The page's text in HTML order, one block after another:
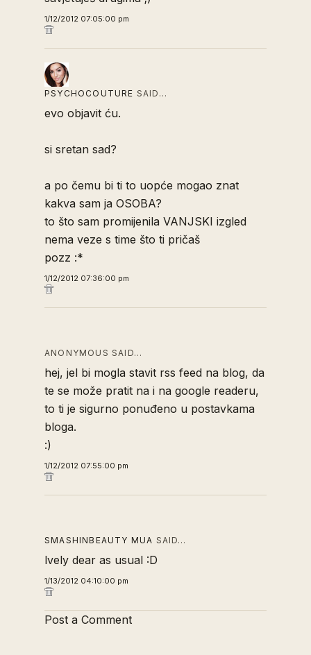
1/12/2012 07:05:00 pm
PSYCHOCOUTURE SAID…
evo objavit ću.
si sretan sad?
a po čemu bi ti to uopće mogao znat
kakva sam ja OSOBA?
to što sam promijenila VANJSKI izgled
nema veze s time što ti pričaš
pozz :*
1/12/2012 07:36:00 pm
ANONYMOUS SAID…
hej, jel bi mogla stavit rss feed na blog, da
te se može pratit na i na google readeru,
to ti je sigurno ponuđeno u postavkama
bloga.
:)
1/12/2012 07:55:00 pm
SMASHINBEAUTY MUA SAID…
lvely dear as usual :D
1/13/2012 04:10:00 pm
Post a Comment